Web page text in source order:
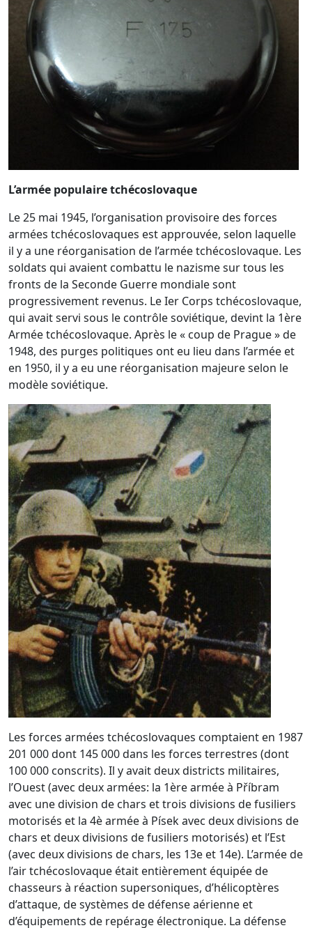
L’armée populaire tchécoslovaque
Le 25 mai 1945, l’organisation provisoire des forces
armées tchécoslovaques est approuvée, selon laquelle
il y a une réorganisation de l’armée tchécoslovaque. Les
soldats qui avaient combattu le nazisme sur tous les
fronts de la Seconde Guerre mondiale sont
progressivement revenus. Le Ier Corps tchécoslovaque,
qui avait servi sous le contrôle soviétique, devint la 1ère
Armée tchécoslovaque. Après le « coup de Prague » de
1948, des purges politiques ont eu lieu dans l’armée et
en 1950, il y a eu une réorganisation majeure selon le
modèle soviétique.
Les forces armées tchécoslovaques comptaient en 1987
201 000 dont 145 000 dans les forces terrestres (dont
100 000 conscrits). Il y avait deux districts militaires,
l’Ouest (avec deux armées: la 1ère armée à Příbram
avec une division de chars et trois divisions de fusiliers
motorisés et la 4è armée à Písek avec deux divisions de
chars et deux divisions de fusiliers motorisés) et l’Est
(avec deux divisions de chars, les 13e et 14e). L’armée de
l’air tchécoslovaque était entièrement équipée de
chasseurs à réaction supersoniques, d’hélicoptères
d’attaque, de systèmes de défense aérienne et
d’équipements de repérage électronique. La défense